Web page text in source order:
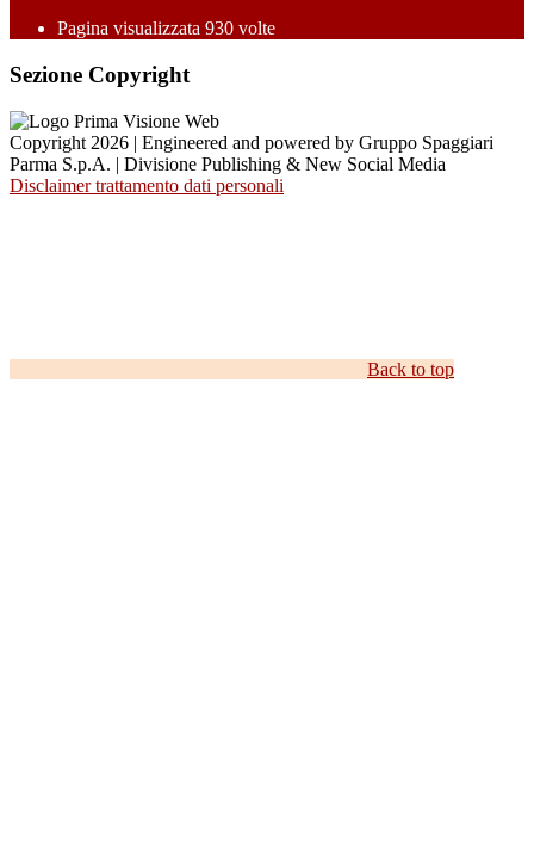
Pagina visualizzata 930 volte
Sezione Copyright
Copyright 2026 | Engineered and powered by Gruppo Spaggiari
Parma S.p.A. | Divisione Publishing & New Social Media
Disclaimer trattamento dati personali
Back to top